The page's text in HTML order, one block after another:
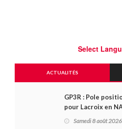
Select
ACTUALITÉS
GP3R : Pole
pour Lacroix en
remporte l'autre
Samedi 8 août 2026